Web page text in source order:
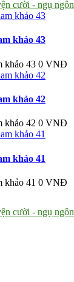
cười - ngụ ngôn
khảo 43
khảo 43 0 VNĐ
khảo 42
khảo 42 0 VNĐ
khảo 41
khảo 41 0 VNĐ
cười - ngụ ngôn